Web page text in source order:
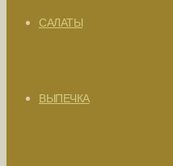
САЛАТЫ
ВЫПЕЧКА